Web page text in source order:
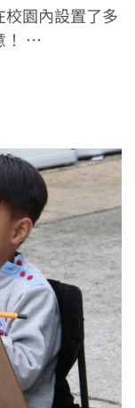
園內設置了多
！ …